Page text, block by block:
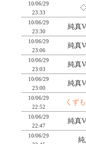
10/06/29
23:33
10/06/29
23:30
純真
10/06/29
23:06
純真
10/06/29
23:03
純真
10/06/29
23:00
純真
10/06/29
22:52
くず
10/06/29
22:47
純真
10/06/29
純